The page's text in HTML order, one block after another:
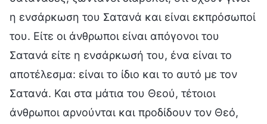
η ενσάρκωση του Σατανά και είναι εκπρόσωποί
του. Είτε οι άνθρωποι είναι απόγονοι του
Σατανά είτε η ενσάρκωσή του, ένα είναι το
αποτέλεσμα: είναι το ίδιο και το αυτό με τον
Σατανά. Και στα μάτια του Θεού, τέτοιοι
άνθρωποι αρνούνται και προδίδουν τον Θεό,